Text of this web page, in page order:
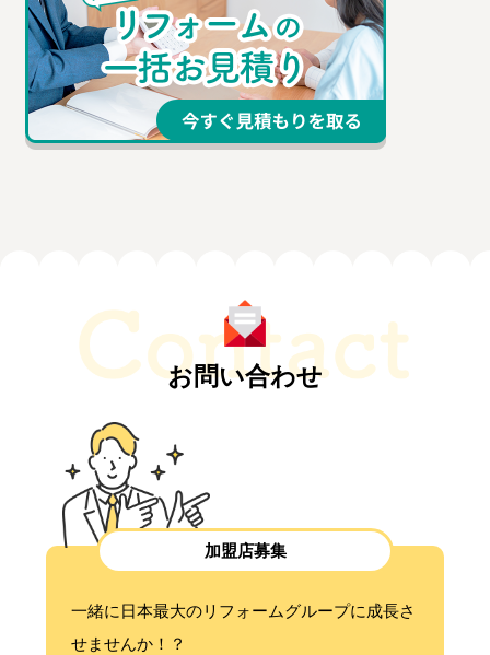
お問い合わせ
加盟店募集
一緒に日本最大のリフォームグループに成長さ
せませんか！？